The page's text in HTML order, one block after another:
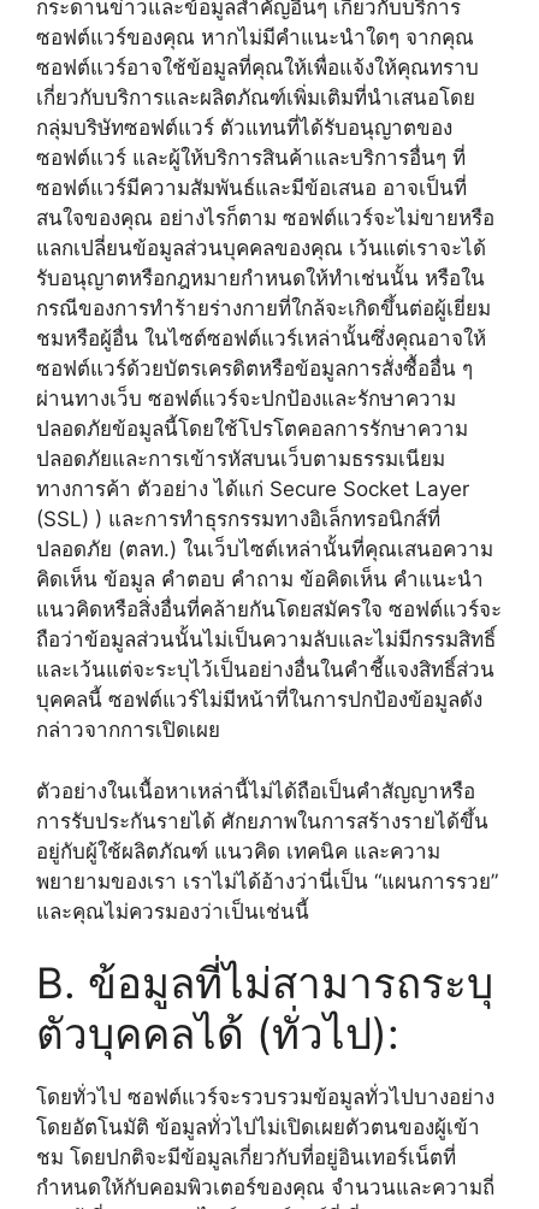
กระดานข่าวและข้อมูลสำคัญอื่นๆ เกี่ยวกับบริการ
ซอฟต์แวร์ของคุณ หากไม่มีคำแนะนำใดๆ จากคุณ
ซอฟต์แวร์อาจใช้ข้อมูลที่คุณให้เพื่อแจ้งให้คุณทราบ
เกี่ยวกับบริการและผลิตภัณฑ์เพิ่มเติมที่นำเสนอโดย
กลุ่มบริษัทซอฟต์แวร์ ตัวแทนที่ได้รับอนุญาตของ
ซอฟต์แวร์ และผู้ให้บริการสินค้าและบริการอื่นๆ ที่
ซอฟต์แวร์มีความสัมพันธ์และมีข้อเสนอ อาจเป็นที่
สนใจของคุณ อย่างไรก็ตาม ซอฟต์แวร์จะไม่ขายหรือ
แลกเปลี่ยนข้อมูลส่วนบุคคลของคุณ เว้นแต่เราจะได้
รับอนุญาตหรือกฎหมายกำหนดให้ทำเช่นนั้น หรือใน
กรณีของการทำร้ายร่างกายที่ใกล้จะเกิดขึ้นต่อผู้เยี่ยม
ชมหรือผู้อื่น ในไซต์ซอฟต์แวร์เหล่านั้นซึ่งคุณอาจให้
ซอฟต์แวร์ด้วยบัตรเครดิตหรือข้อมูลการสั่งซื้ออื่น ๆ
ผ่านทางเว็บ ซอฟต์แวร์จะปกป้องและรักษาความ
ปลอดภัยข้อมูลนี้โดยใช้โปรโตคอลการรักษาความ
ปลอดภัยและการเข้ารหัสบนเว็บตามธรรมเนียม
ทางการค้า ตัวอย่าง ได้แก่ Secure Socket Layer
(SSL) ) และการทำธุรกรรมทางอิเล็กทรอนิกส์ที่
ปลอดภัย (ตลท.) ในเว็บไซต์เหล่านั้นที่คุณเสนอความ
คิดเห็น ข้อมูล คำตอบ คำถาม ข้อคิดเห็น คำแนะนำ
แนวคิดหรือสิ่งอื่นที่คล้ายกันโดยสมัครใจ ซอฟต์แวร์จะ
ถือว่าข้อมูลส่วนนั้นไม่เป็นความลับและไม่มีกรรมสิทธิ์
และเว้นแต่จะระบุไว้เป็นอย่างอื่นในคำชี้แจงสิทธิ์ส่วน
บุคคลนี้ ซอฟต์แวร์ไม่มีหน้าที่ในการปกป้องข้อมูลดัง
กล่าวจากการเปิดเผย
ตัวอย่างในเนื้อหาเหล่านี้ไม่ได้ถือเป็นคำสัญญาหรือ
การรับประกันรายได้ ศักยภาพในการสร้างรายได้ขึ้น
อยู่กับผู้ใช้ผลิตภัณฑ์ แนวคิด เทคนิค และความ
พยายามของเรา เราไม่ได้อ้างว่านี่เป็น “แผนการรวย”
และคุณไม่ควรมองว่าเป็นเช่นนี้
B. ข้อมูลที่ไม่สามารถระบุ
ตัวบุคคลได้ (ทั่วไป):
โดยทั่วไป ซอฟต์แวร์จะรวบรวมข้อมูลทั่วไปบางอย่าง
โดยอัตโนมัติ ข้อมูลทั่วไปไม่เปิดเผยตัวตนของผู้เข้า
ชม โดยปกติจะมีข้อมูลเกี่ยวกับที่อยู่อินเทอร์เน็ตที่
กำหนดให้กับคอมพิวเตอร์ของคุณ จำนวนและความถี่